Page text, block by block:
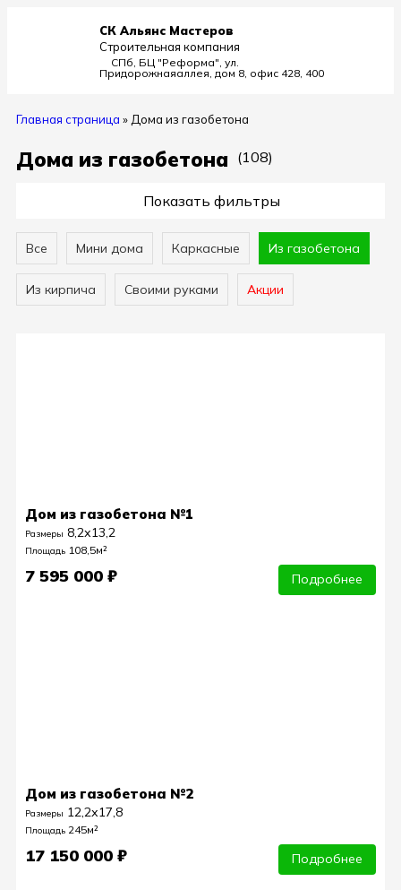
СК Альянс Мастеров
Строительная компания
СПб, БЦ "Реформа", ул.
Придорожнаяаллея, дом 8, офис 428, 400
Главная страница » Дома из газобетона
Дома из газобетона (108)
Показать фильтры
Все Мини дома Каркасные Из газобетона
Из кирпича Своими руками Акции
Дом из газобетона №1
Размеры 8,2х13,2
Площадь 108,5м²
7 595 000 ₽ Подробнее
Дом из газобетона №2
Размеры 12,2х17,8
Площадь 245м²
17 150 000 ₽ Подробнее